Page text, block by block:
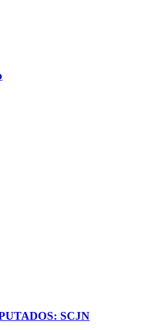
SCJN